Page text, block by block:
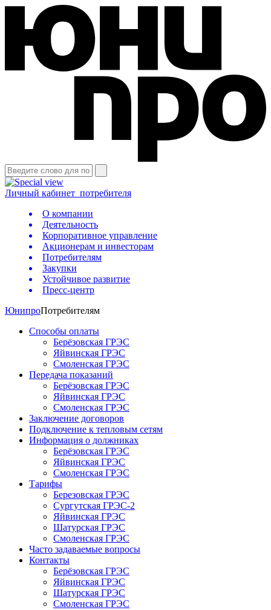
Личный кабинет потребителя
О компании
Деятельность
Корпоративное управление
Акционерам и инвесторам
Потребителям
Закупки
Устойчивое развитие
Пресс-центр
ЮнипроПотребителям
Способы оплаты
Берёзовская ГРЭС
Яйвинская ГРЭС
Смоленская ГРЭС
Передача показаний
Берёзовская ГРЭС
Яйвинская ГРЭС
Смоленская ГРЭС
Заключение договоров
Подключение к тепловым сетям
Информация о должниках
Берёзовская ГРЭС
Яйвинская ГРЭС
Смоленская ГРЭС
Тарифы
Березовская ГРЭС
Сургутская ГРЭС-2
Яйвинская ГРЭС
Шатурская ГРЭС
Смоленская ГРЭС
Часто задаваемые вопросы
Контакты
Берёзовская ГРЭС
Яйвинская ГРЭС
Шатурская ГРЭС
Смоленская ГРЭС